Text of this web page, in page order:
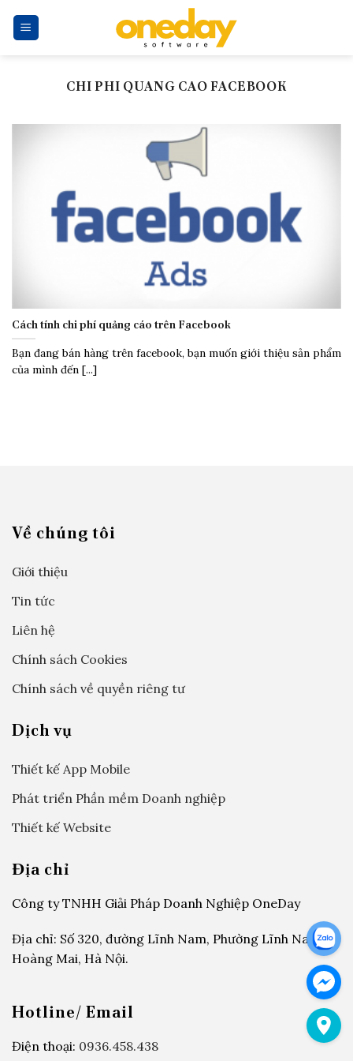
CHI PHI QUANG CAO FACEBOOK
Cách tính chi phí quảng cáo trên Facebook
Bạn đang bán hàng trên facebook, bạn muốn giới thiệu sản phẩm
của mình đến [...]
Về chúng tôi
Giới thiệu
Tin tức
Liên hệ
Chính sách Cookies
Chính sách về quyền riêng tư
Dịch vụ
Thiết kế App Mobile
Phát triển Phần mềm Doanh nghiệp
Thiết kế Website
Địa chỉ
Công ty TNHH Giải Pháp Doanh Nghiệp OneDay
Địa chỉ: Số 320, đường Lĩnh Nam, Phường Lĩnh Nam,
Hoàng Mai, Hà Nội.
Hotline/ Email
Điện thoại: 0936.458.438